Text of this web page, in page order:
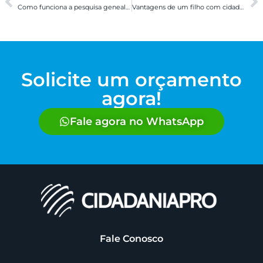
Como funciona a pesquisa genealógica e por que ela é essencial para quem busca cidadania Vantagens de um filho com cidadania europeia
Solicite um orçamento
agora!
Fale agora no WhatsApp
Fale Conosco